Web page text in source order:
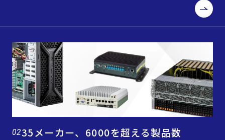
0235メーカー、6000を超える製品数